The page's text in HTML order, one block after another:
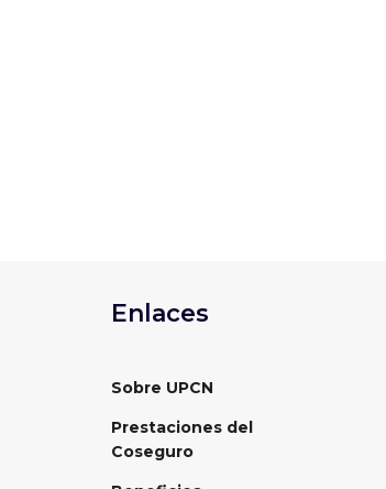
Enlaces
Sobre UPCN
Prestaciones del
Coseguro